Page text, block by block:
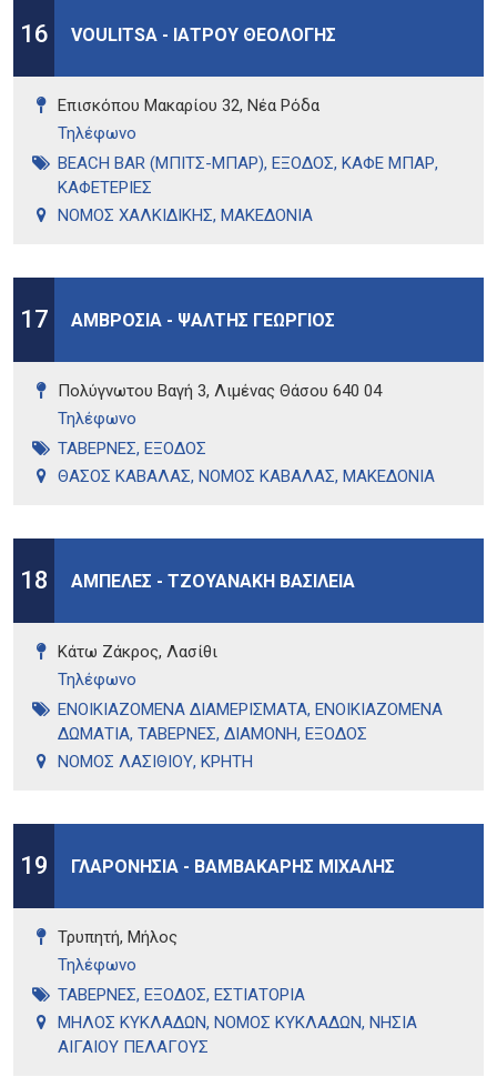
16 VOULITSA - ΙΑΤΡΟΥ ΘΕΟΛΟΓΗΣ
Επισκόπου Μακαρίου 32, Νέα Ρόδα
Τηλέφωνo
BEACH BAR (ΜΠΙΤΣ-ΜΠΑΡ), ΕΞΟΔΟΣ, ΚΑΦΕ ΜΠΑΡ,
ΚΑΦΕΤΕΡΙΕΣ
ΝΟΜΟΣ ΧΑΛΚΙΔΙΚΗΣ, ΜΑΚΕΔΟΝΙΑ
17 ΑΜΒΡΟΣΙΑ - ΨΑΛΤΗΣ ΓΕΩΡΓΙΟΣ
Πολύγνωτου Βαγή 3, Λιμένας Θάσου 640 04
Τηλέφωνo
ΤΑΒΕΡΝΕΣ, ΕΞΟΔΟΣ
ΘΑΣΟΣ ΚΑΒΑΛΑΣ, ΝΟΜΟΣ ΚΑΒΑΛΑΣ, ΜΑΚΕΔΟΝΙΑ
18 ΑΜΠΕΛΕΣ - ΤΖΟΥΑΝΑΚΗ ΒΑΣΙΛΕΙΑ
Κάτω Ζάκρος, Λασίθι
Τηλέφωνo
ΕΝΟΙΚΙΑΖΟΜΕΝΑ ΔΙΑΜΕΡΙΣΜΑΤΑ, ΕΝΟΙΚΙΑΖΟΜΕΝΑ
ΔΩΜΑΤΙΑ, ΤΑΒΕΡΝΕΣ, ΔΙΑΜΟΝΗ, ΕΞΟΔΟΣ
ΝΟΜΟΣ ΛΑΣΙΘΙΟΥ, ΚΡΗΤΗ
19 ΓΛΑΡΟΝΗΣΙΑ - ΒΑΜΒΑΚΑΡΗΣ ΜΙΧΑΛΗΣ
Τρυπητή, Μήλος
Τηλέφωνo
ΤΑΒΕΡΝΕΣ, ΕΞΟΔΟΣ, ΕΣΤΙΑΤΟΡΙΑ
ΜΗΛΟΣ ΚΥΚΛΑΔΩΝ, ΝΟΜΟΣ ΚΥΚΛΑΔΩΝ, ΝΗΣΙΑ
ΑΙΓΑΙΟΥ ΠΕΛΑΓΟΥΣ